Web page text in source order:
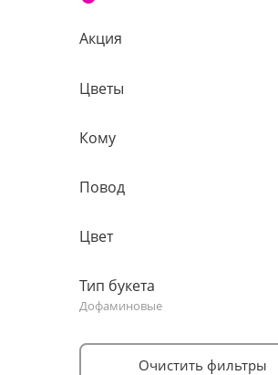
Акция
Цветы
Кому
Повод
Цвет
Тип букета
Дофаминовые
Очистить фильтры